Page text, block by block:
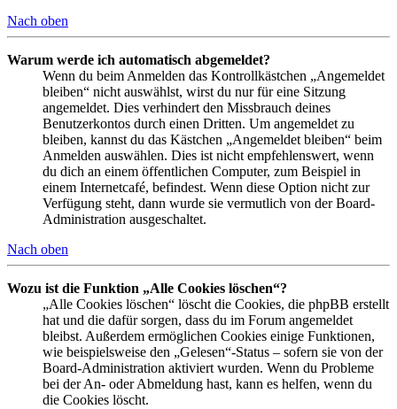
Nach oben
Warum werde ich automatisch abgemeldet?
Wenn du beim Anmelden das Kontrollkästchen „Angemeldet
bleiben“ nicht auswählst, wirst du nur für eine Sitzung
angemeldet. Dies verhindert den Missbrauch deines
Benutzerkontos durch einen Dritten. Um angemeldet zu
bleiben, kannst du das Kästchen „Angemeldet bleiben“ beim
Anmelden auswählen. Dies ist nicht empfehlenswert, wenn
du dich an einem öffentlichen Computer, zum Beispiel in
einem Internetcafé, befindest. Wenn diese Option nicht zur
Verfügung steht, dann wurde sie vermutlich von der Board-
Administration ausgeschaltet.
Nach oben
Wozu ist die Funktion „Alle Cookies löschen“?
„Alle Cookies löschen“ löscht die Cookies, die phpBB erstellt
hat und die dafür sorgen, dass du im Forum angemeldet
bleibst. Außerdem ermöglichen Cookies einige Funktionen,
wie beispielsweise den „Gelesen“-Status – sofern sie von der
Board-Administration aktiviert wurden. Wenn du Probleme
bei der An- oder Abmeldung hast, kann es helfen, wenn du
die Cookies löscht.